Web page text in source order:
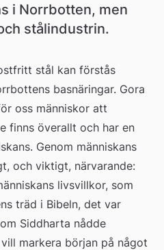
i Norrbotten, men
stålindustrin.
stål kan förstås
basnäringar. Gora
oss människor att
finns överallt och har en
Genom människans
och viktigt, närvarande:
livsvillkor, som
träd i Bibeln, det var
Siddharta nådde
markera början på något